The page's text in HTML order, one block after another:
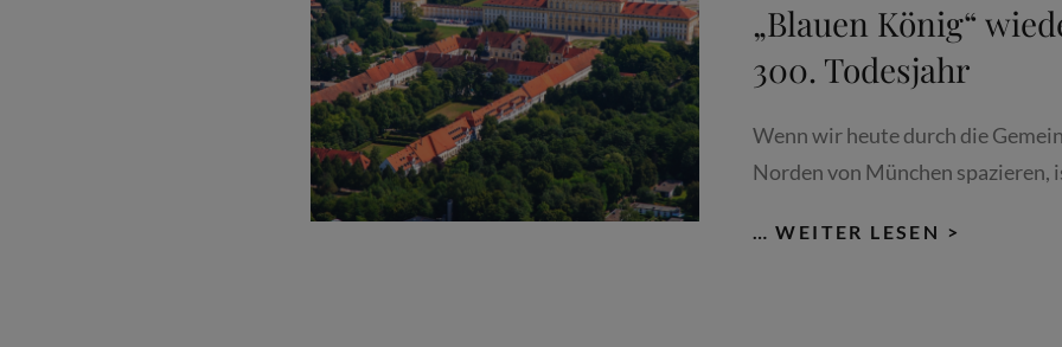
„Blauen König“
300. Todesjahr
Wenn wir heute durch die
Norden von München spazieren,
… WEITER LESEN >